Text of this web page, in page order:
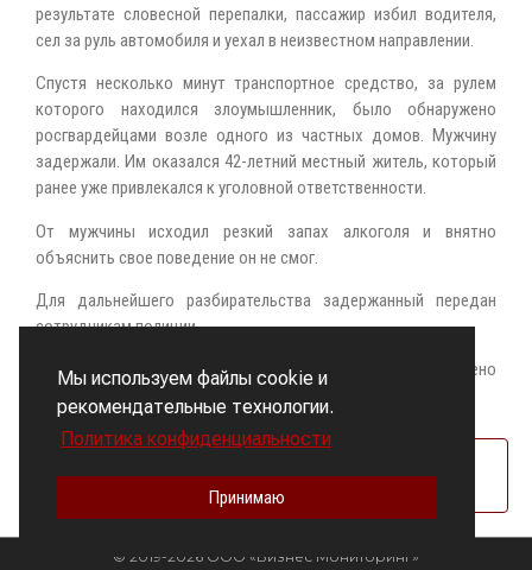
Мы используем файлы cookie и
рекомендательные технологии.
Политика конфиденциальности
Принимаю
результате словесной перепалки, пассажир избил водителя,
сел за руль автомобиля и уехал в неизвестном направлении.
Спустя несколько минут транспортное средство, за рулем
которого находился злоумышленник, было обнаружено
росгвардейцами возле одного из частных домов. Мужчину
задержали. Им оказался 42-летний местный житель, который
ранее уже привлекался к уголовной ответственности.
От мужчины исходил резкий запах алкоголя и внятно
объяснить свое поведение он не смог.
Для дальнейшего разбирательства задержанный передан
сотрудникам полиции.
По данному факту в отношении задержанного возбуждено
© 2019-2026 ООО «Бизнес Мониторинг»